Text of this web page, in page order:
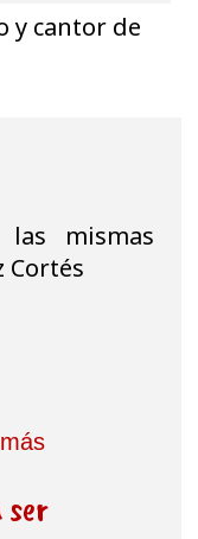
y cantor de
mismas
Cortés
ser